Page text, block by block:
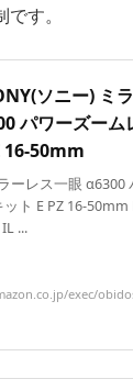
す。
ソニー) ミ
パワーズーム
16-50mm
ーレス一眼 α6300
ト E PZ 16-50mm
...
exec/